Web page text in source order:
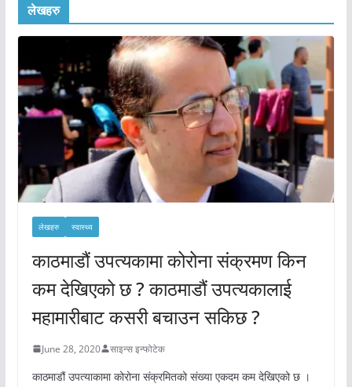
लेखहरु
लेखहरु स्वास्थ्य
काठमाडौं उपत्यकामा कोरोना संक्रमण किन
कम देखिएको छ ? काठमाडौं उपत्यकालाई
महामारीबाट कसरी बचाउन सकिछ ?
June 28, 2020 साइन्स इन्फोटेक
काठमाडौं उपत्याकामा कोरोना संक्रमितको संख्या एकदम कम देखिएको छ ।